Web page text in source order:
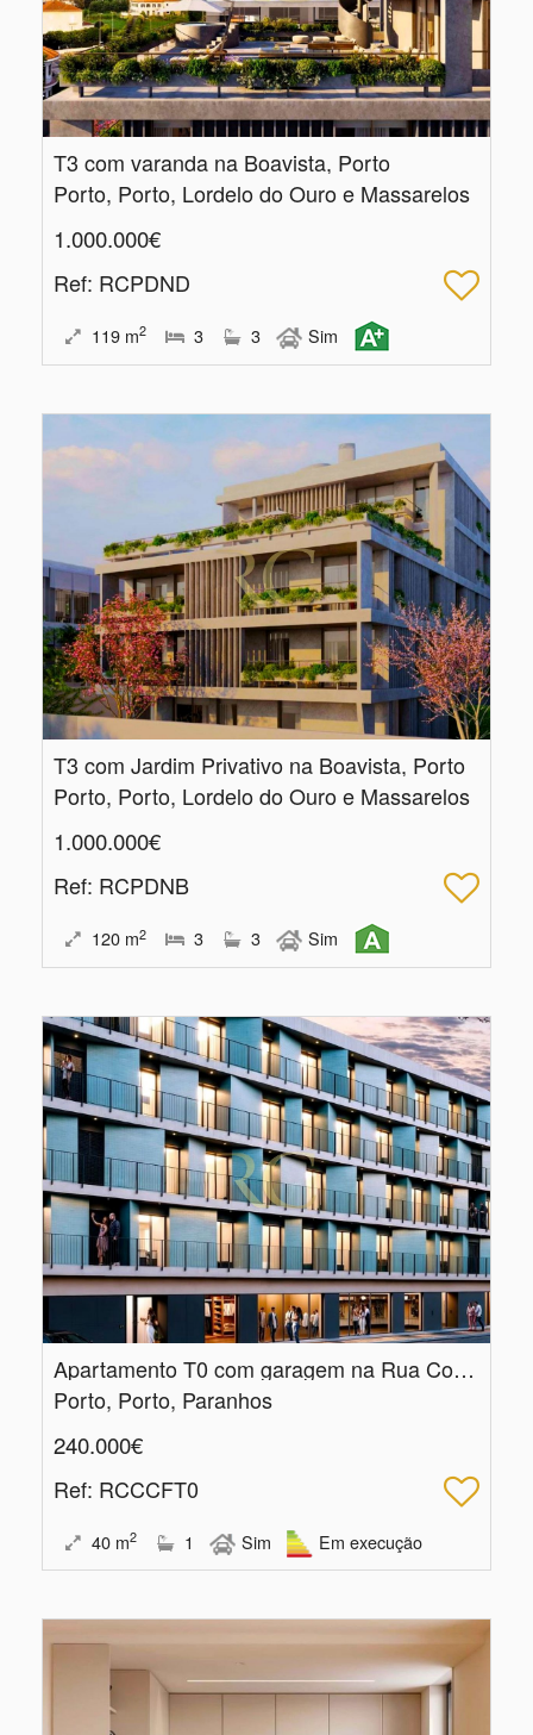
T3 com varanda na Boavista, Porto
Porto, Porto, Lordelo do Ouro e Massarelos
1.000.000€
Ref: RCPDND
119 m2 3 3 Sim
T3 com Jardim Privativo na Boavista, Porto
Porto, Porto, Lordelo do Ouro e Massarelos
1.000.000€
Ref: RCPDNB
120 m2 3 3 Sim
Apartamento T0 com garagem na Rua Costa Cabral, Porto
Porto, Porto, Paranhos
240.000€
Ref: RCCCFT0
40 m2 1 Sim Em execução